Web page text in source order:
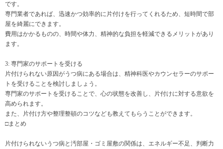
です。
専門業者であれば、迅速かつ効率的に片付けを行ってくれるため、短時間で部
屋を綺麗にできます。
費用はかかるものの、時間や体力、精神的な負担を軽減できるメリットがあり
ます。
3: 専門家のサポートを受ける
片付けられない原因がうつ病にある場合は、精神科医やカウンセラーのサポー
トを受けることを検討しましょう。
専門家のサポートを受けることで、心の状態を改善し、片付けに対する意欲を
高められます。
また、片付け方や整理整頓のコツなども教えてもらうことができます。
□まとめ
片付けられないうつ病と汚部屋・ゴミ屋敷の関係は、エネルギー不足、判断力